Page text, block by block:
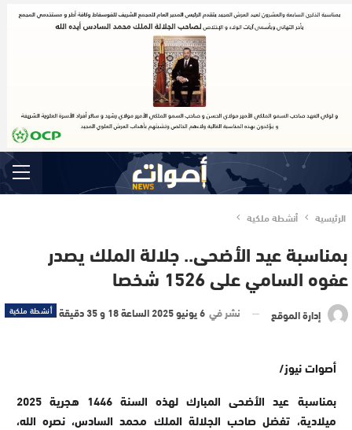
الرئيسية أنشطة ملكية
بمناسبة عيد الأضحى.. جلالة الملك يصدر
عفوه السامي على 1526 شخصا
أنشطة ملكية إدارة الموقع نشر في 6 يونيو 2025 الساعة 18 و 35 دقيقة
أصوات نيوز/
بمناسبة عيد الأضحى المبارك لهذه السنة 1446 هجرية 2025
ميلادية، تفضل صاحب الجلالة الملك محمد السادس، نصره الله،